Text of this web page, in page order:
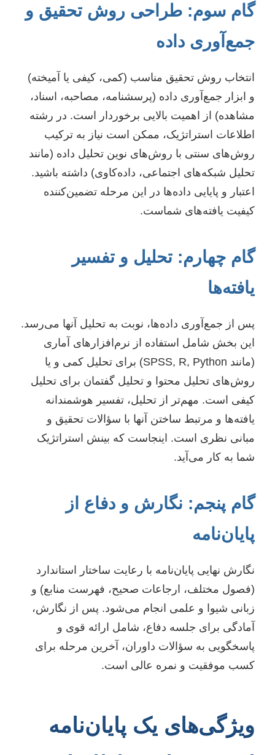
گام سوم: طراحی روش تحقیق و
جمع‌آوری داده
انتخاب روش تحقیق مناسب (کمی، کیفی یا آمیخته)
و ابزار جمع‌آوری داده (پرسشنامه، مصاحبه، اسناد،
مشاهده) از اهمیت بالایی برخوردار است. در رشته
اطلاعات استراتژیک، ممکن است نیاز به ترکیب
روش‌های سنتی با روش‌های نوین تحلیل داده (مانند
تحلیل شبکه‌های اجتماعی، داده‌کاوی) داشته باشید.
اعتبار و پایایی داده‌ها در این مرحله تضمین‌کننده
کیفیت یافته‌های شماست.
گام چهارم: تحلیل و تفسیر
یافته‌ها
پس از جمع‌آوری داده‌ها، نوبت به تحلیل آنها می‌رسد.
این بخش شامل استفاده از نرم‌افزارهای آماری
(مانند SPSS, R, Python) برای تحلیل کمی و یا
روش‌های تحلیل محتوا و تحلیل گفتمان برای تحلیل
کیفی است. مهم‌تر از تحلیل، تفسیر هوشمندانه
یافته‌ها و مرتبط ساختن آنها با سؤالات تحقیق و
مبانی نظری است. اینجاست که بینش استراتژیک
شما به کار می‌آید.
گام پنجم: نگارش و دفاع از
پایان‌نامه
نگارش نهایی پایان‌نامه با رعایت ساختار استاندارد
(فصول مختلف، ارجاعات صحیح، فهرست منابع) و
زبانی شیوا و علمی انجام می‌شود. پس از نگارش،
آمادگی برای جلسه دفاع، شامل ارائه قوی و
پاسخگویی به سؤالات داوران، آخرین مرحله برای
کسب موفقیت و نمره عالی است.
ویژگی‌های یک پایان‌نامه